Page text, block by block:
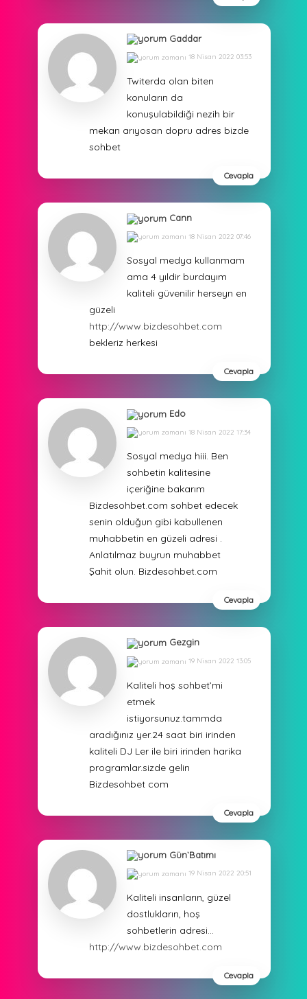
Gaddar
18 Nisan 2022 03:53
Twiterda olan biten
konuların da
konuşulabildiği nezih bir
mekan arıyosan dopru adres bizde
sohbet
Cevapla
Cann
18 Nisan 2022 07:46
Sosyal medya kullanmam
ama 4 yıldir burdayım
kaliteli güvenilir herseyn en
güzeli
http://www.bizdesohbet.com
bekleriz herkesi
Cevapla
Edo
18 Nisan 2022 17:34
Sosyal medya hiii. Ben
sohbetin kalitesine
içeriğine bakarım
Bizdesohbet.com sohbet edecek
senin olduğun gibi kabullenen
muhabbetin en güzeli adresi .
Anlatılmaz buyrun muhabbet
Şahit olun. Bizdesohbet.com
Cevapla
Gezgin
19 Nisan 2022 13:05
Kaliteli hoş sohbet’mi
etmek
istiyorsunuz.tammda
aradığınız yer.24 saat biri irinden
kaliteli DJ Ler ile biri irinden harika
programlar.sizde gelin
Bizdesohbet com
Cevapla
Gün`Batımı
19 Nisan 2022 20:51
Kaliteli insanların, güzel
dostlukların, hoş
sohbetlerin adresi…
http://www.bizdesohbet.com
Cevapla